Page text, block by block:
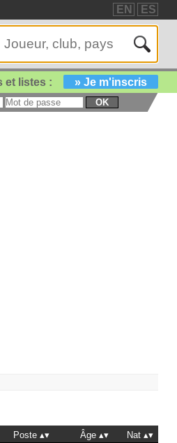
EN ES
et listes : » Je m'inscris
OK
Poste Âge
Nat